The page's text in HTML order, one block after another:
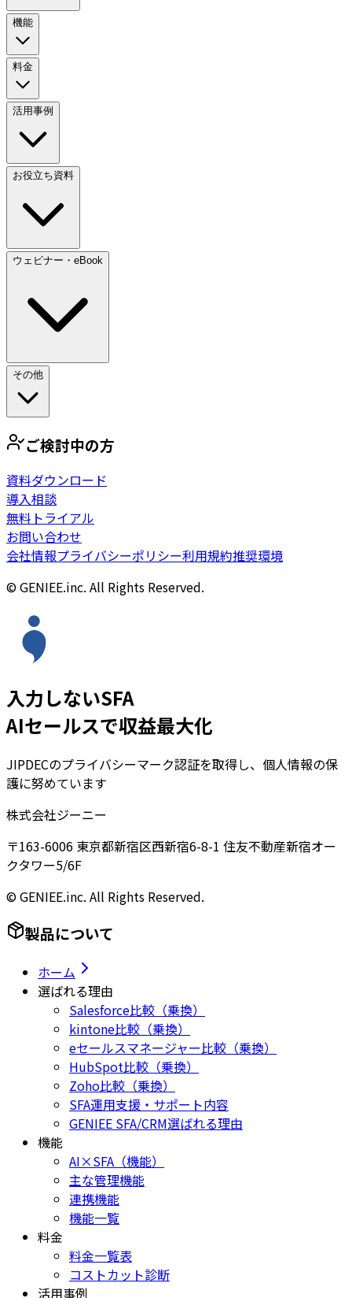
機能
料金
活用事例
お役立ち資料
ウェビナー・eBook
その他
ご検討中の方
資料ダウンロード
導入相談
無料トライアル
お問い合わせ
会社情報プライバシーポリシー利用規約推奨環境
© GENIEE.inc. All Rights Reserved.
入力しないSFA
AIセールスで収益最大化
JIPDECのプライバシーマーク認証を取得し、個人情報の保
護に努めています
株式会社ジーニー
〒163-6006 東京都新宿区西新宿6-8-1 住友不動産新宿オー
クタワー5/6F
© GENIEE.inc. All Rights Reserved.
製品について
ホーム
選ばれる理由
Salesforce比較（乗換）
kintone比較（乗換）
eセールスマネージャー比較（乗換）
HubSpot比較（乗換）
Zoho比較（乗換）
SFA運用支援・サポート内容
GENIEE SFA/CRM選ばれる理由
機能
AI×SFA（機能）
主な管理機能
連携機能
機能一覧
料金
料金一覧表
コストカット診断
活用事例